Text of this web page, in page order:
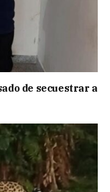
de secuestrar a